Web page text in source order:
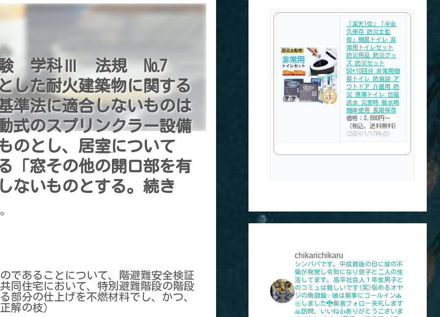
験 学科Ⅲ 法規 №7
した耐火建築物に関する
準法に適合しないものは
式のスプリンクラー設備
のとし、居室について
「窓その他の開口部を有
ないものとする。続き
コピー
であることについて、階避難安全検証
同住宅において、特別避難階段の階段
部分の仕上げを不燃材料でし、かつ、
解の枝）
「楽天1位」「半永
久保存 防災士監
修」簡易トイレ 非
常用トイレセット
防災用品 防災グッ
ズ 防災セット
50+10回分 非常用簡
易トイレ 防臭袋 ア
ウトドア 介護用 防
災 携帯トイレ 台風
洪水 災害時 断水時
簡単使用 長期保存
価格：3,680円～
（税込、送料無料)
(2024/1/17時点)
chikarichikaru
シンパパです。平成最後の日に嫁の不
倫が発覚し令和になり息子と二人の生
活してます。高卒社会人１年生男子と
のコミュは難しいです(笑)悩めるオヤ
ジの晩御飯✨娘は無事にゴールイン⛪
㊗️しました🐉無言フォロー失礼します
🙏訪問、いいね👍️ありがとうございま